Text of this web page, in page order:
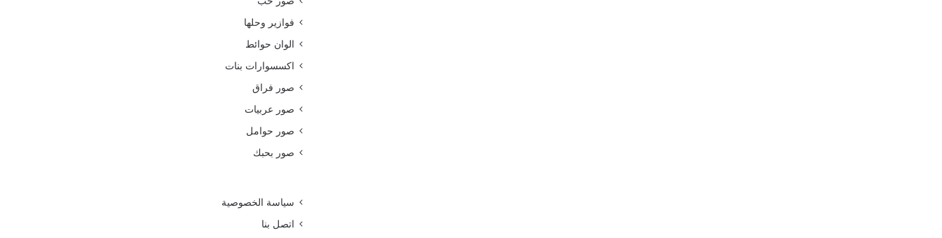
فوازير وحلها
الوان حوائط
اكسسوارات بنات
صور فراق
صور عربيات
صور حوامل
صور بحبك
سياسة الخصوصية
اتصل بنا